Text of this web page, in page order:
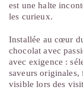
est une halte
les curieux.
Installée au cœur
chocolat avec
avec exigence :
saveurs originales,
visible lors des